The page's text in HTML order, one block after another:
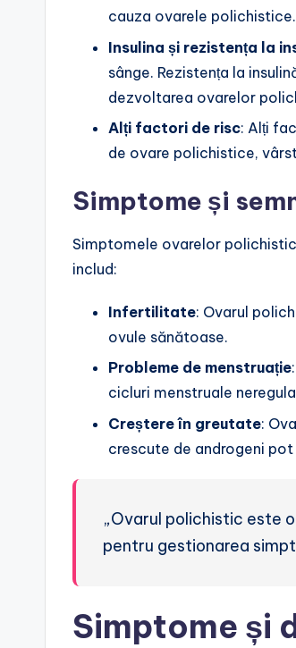
cauza ovarele polichistice.
Insulina și rezistența la
sânge. Rezistența la
dezvoltarea ovarelor
Alți factori de risc: Alți
de ovare polichistice,
Simptome și
Simptomele ovarelor
includ:
Infertilitate: Ovarul
ovule sănătoase.
Probleme de menstruație
cicluri menstruale
Creștere în greutate:
crescute de androgeni
„Ovarul polichistic este
pentru gestionarea
Simptome și